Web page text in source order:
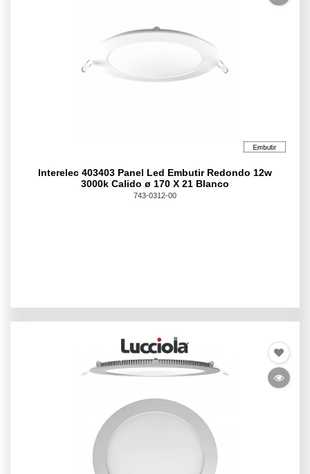
Interelec 403403 Panel Led Embutir Redondo 12w
3000k Calido ø 170 X 21 Blanco
743-0312-00